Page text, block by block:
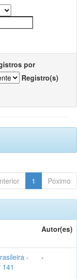
por
Registro(s)
1 Póximo
Autor(es)
-
141
-